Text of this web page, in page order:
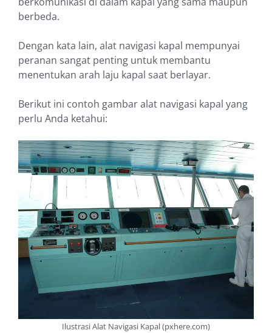
berbeda.
Dengan kata lain, alat navigasi kapal mempunyai
peranan sangat penting untuk membantu
menentukan arah laju kapal saat berlayar.
Berikut ini contoh gambar alat navigasi kapal yang
perlu Anda ketahui:
Ilustrasi Alat Navigasi Kapal (pxhere.com)